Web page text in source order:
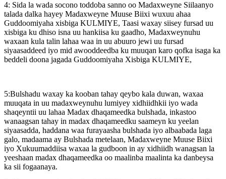
4: Sida la wada socono toddoba sanno oo Madaxweyne Siilaanyo
talada dalka hayey Madaxweyne Muuse Biixi wuxuu ahaa
Guddoomiyaha xisbiga KULMIYE, Taasi waxay siisey fursad uu
xisbiga ku dhiso isna uu hankiisa ku gaadho, Madaxweynuhu
waxaan kula talin lahaa waa in uu abuuro jewi uu fursad
siyaasaddeed iyo mid awooddeedba ku muuqan karo qofka isaga ka
beddeli doona jagada Guddoomiyaha Xisbiga KULMIYE,
5:Bulshadu waxay ka kooban tahay qeybo kala duwan, waxaa
muuqata in uu madaxweynuhu lumiyey xidhiidhkii iyo wada
shaqeyntii uu lahaa Madax dhaqameedka bulshada, inkastoo
wanaagsan tahay in madax dhaqameedku saameyn ku yeelan
siyaasadda, haddana waa furayaasha bulshada iyo albaabada laga
galo, madaama ay Bulshada metelaan, Madaxweyne Muuse Biixi
iyo Xukuumaddiisa waxaa la gudboon in ay xidhiidh wanagsan la
yeeshaan madax dhaqameedka oo maalinba maalinta ka danbeysa
ka sii fogaanaya.